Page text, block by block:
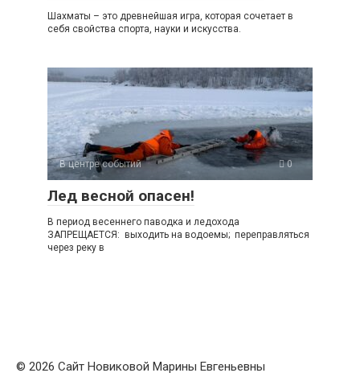
Шахматы – это древнейшая игра, которая сочетает в
себя свойства спорта, науки и искусства.
В центре событий 0
Лед весной опасен!
В период весеннего паводка и ледохода
ЗАПРЕЩАЕТСЯ: выходить на водоемы; переправляться
через реку в
© 2026 Сайт Новиковой Марины Евгеньевны